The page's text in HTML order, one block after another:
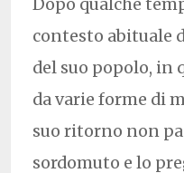
contesto abituale
del suo popolo, in
da varie forme di
suo ritorno non
sordomuto e lo